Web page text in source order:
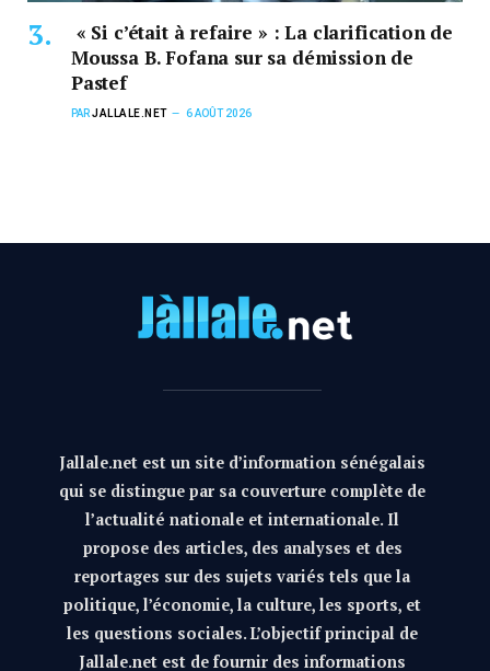
« Si c’était à refaire » : La clarification de
Moussa B. Fofana sur sa démission de
Pastef
PARJALLALE.NET 6 AOÛT 2026
Jallale.net est un site d’information sénégalais
qui se distingue par sa couverture complète de
l’actualité nationale et internationale. Il
propose des articles, des analyses et des
reportages sur des sujets variés tels que la
politique, l’économie, la culture, les sports, et
les questions sociales. L’objectif principal de
Jallale.net est de fournir des informations